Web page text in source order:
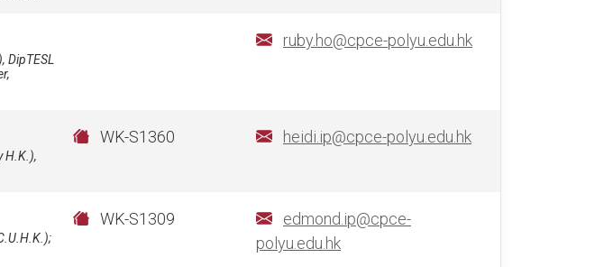
DipTESL
ruby.ho@cpce-polyu.edu.hk
H.K.),
WK-S1360 heidi.ip@cpce-polyu.edu.hk
WK-S1309
edmond.ip@cpce-
polyu.edu.hk